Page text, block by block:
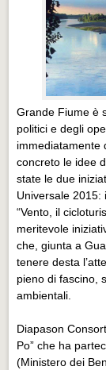
Grande Fiume è
politici e degli
immediatamente
concreto le idee
state le due
Universale 2015:
“Vento, il
meritevole
che, giunta a
tenere desta
pieno di fascino,
ambientali.
Diapason
Po” che ha
(Ministero dei